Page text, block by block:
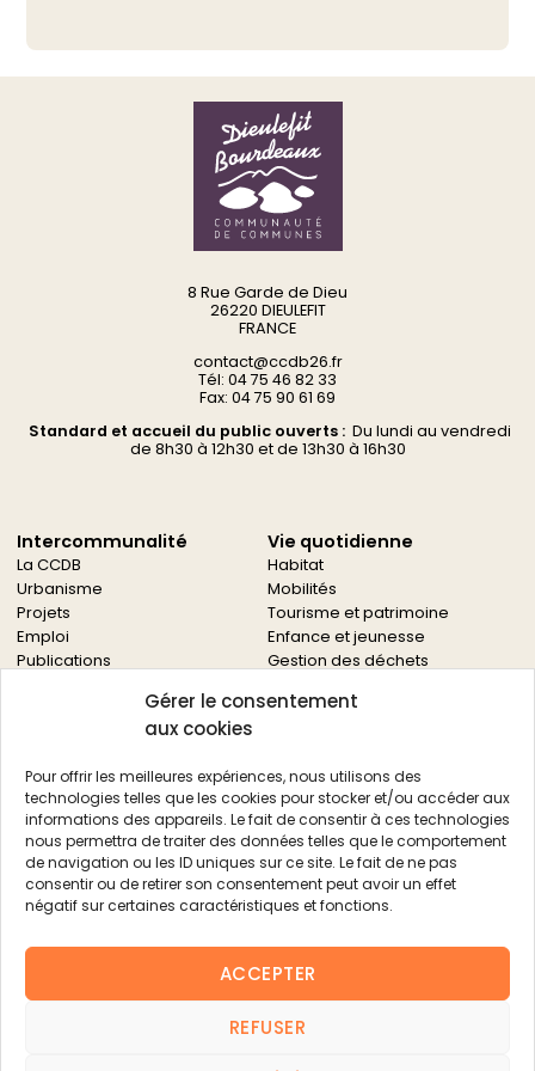
Gérer le consentement
aux cookies
Pour offrir les meilleures expériences, nous utilisons des
technologies telles que les cookies pour stocker et/ou accéder aux
informations des appareils. Le fait de consentir à ces technologies
nous permettra de traiter des données telles que le comportement
de navigation ou les ID uniques sur ce site. Le fait de ne pas
consentir ou de retirer son consentement peut avoir un effet
négatif sur certaines caractéristiques et fonctions.
ACCEPTER
REFUSER
8 Rue Garde de Dieu
26220 DIEULEFIT
FRANCE
contact@ccdb26.fr
Tél: 04 75 46 82 33
Fax: 04 75 90 61 69
Standard et accueil du public ouverts :Du lundi au vendredi
de 8h30 à 12h30 et de 13h30 à 16h30
Intercommunalité
La CCDB
Urbanisme
Projets
Emploi
Publications
Vie quotidienne
Habitat
Mobilités
Tourisme et patrimoine
Enfance et jeunesse
Gestion des déchets
Culture
Autres services
Économie locale
Agriculture
Filière bois
Environnement
Aides aux entreprises
Aides aux associations
Actualités
FAQ